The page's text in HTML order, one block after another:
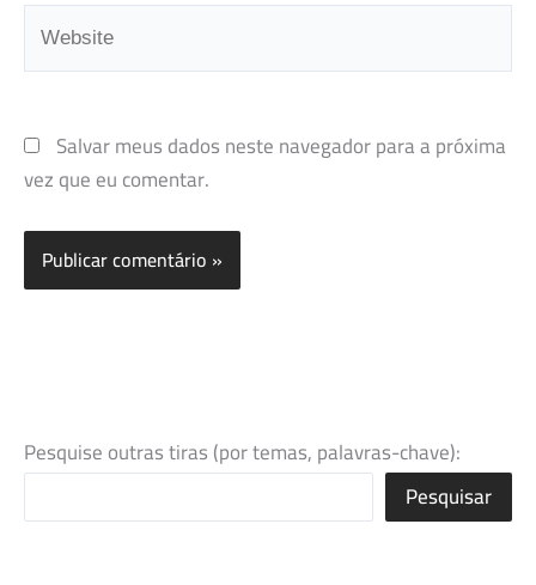
Website
Salvar meus dados neste navegador para a próxima
vez que eu comentar.
Pesquise outras tiras (por temas, palavras-chave):
Pesquisar